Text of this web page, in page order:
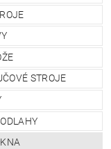
STROJE